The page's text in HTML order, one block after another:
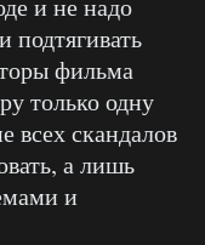
подтягивать
фильма
только одну
всех скандалов
а лишь
и